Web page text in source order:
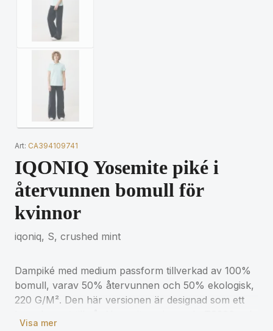
Art: CA394109741
IQONIQ Yosemite piké i
återvunnen bomull för
kvinnor
iqoniq, S, crushed mint
Dampiké med medium passform tillverkad av 100%
bomull, varav 50% återvunnen och 50% ekologisk,
220 G/M². Den här versionen är designad som ett
Visa mer